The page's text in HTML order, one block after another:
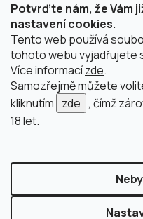
Potvrďte nám, že Vám
nastavení cookies.
Tento web používá
tohoto webu vyjadřujete
Více informacízde.
Samozřejmě můžete
kliknutím zde , čímž
18 let.
Instagram